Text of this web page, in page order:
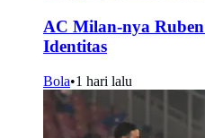
AC Milan-nya
Identitas
Bola•1 hari lalu